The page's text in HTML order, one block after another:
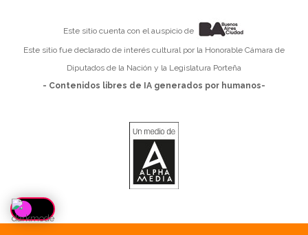
Este sitio cuenta con el auspicio de
Este sitio fue declarado de interés cultural por la Honorable Cámara de
Diputados de la Nación y la Legislatura Porteña
- Contenidos libres de IA generados por humanos-